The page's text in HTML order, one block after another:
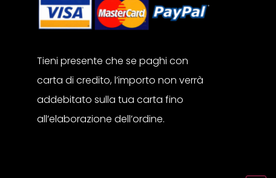
Tieni presente che se paghi con
carta di credito, l’importo non verrà
addebitato sulla tua carta fino
all’elaborazione dell’ordine.